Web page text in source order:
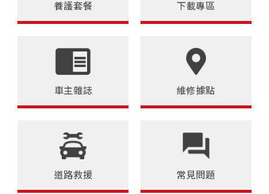
養護套餐 下載專區
車主雜誌 維修據點
道路救援 常見問題